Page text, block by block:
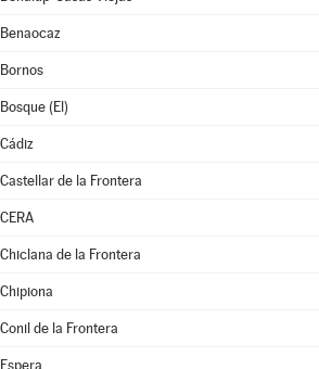
Benaocaz
Bornos
Bosque (El)
Cádiz
Castellar de la Frontera
CERA
Chiclana de la Frontera
Chipiona
Conil de la Frontera
Espera